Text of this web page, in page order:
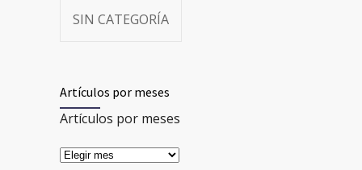
SIN CATEGORÍA
Artículos por meses
Artículos por meses